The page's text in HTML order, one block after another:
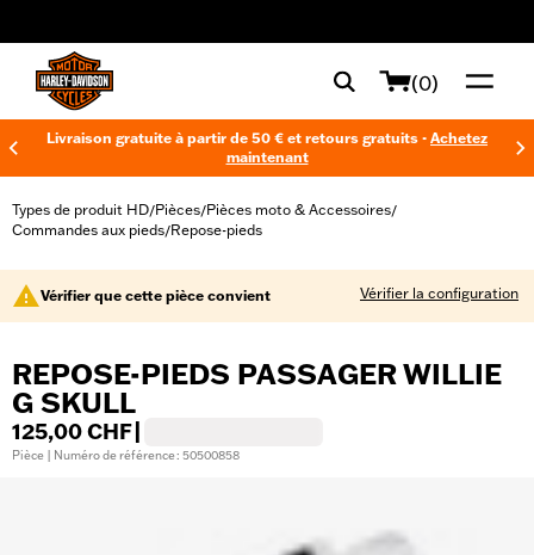
(0)
Livraison gratuite à partir de 50 € et retours gratuits - Achetez
maintenant
Types de produit HD/Pièces/Pièces moto & Accessoires/
Commandes aux pieds/Repose-pieds
Vérifier que cette pièce convient Vérifier la configuration
REPOSE-PIEDS PASSAGER WILLIE
G SKULL
125,00 CHF
Pièce | Numéro de référence : 50500858